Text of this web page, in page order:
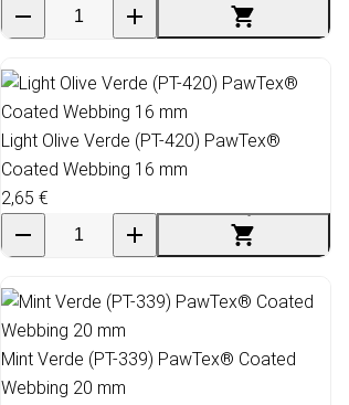
Light Olive Verde (PT-420) PawTex®
Coated Webbing 16 mm
2,65 €
Mint Verde (PT-339) PawTex® Coated
Webbing 20 mm